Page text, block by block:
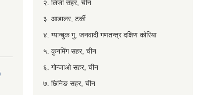
२. लिंजी सहर, चीन
३. आडालर, टर्की
४. ग्यान्बुक गु, जनवादी गणतन्त्र दक्षिण कोरिया
५. कुनमिंग सहर, चीन
६. गोन्जाओ सहर, चीन
७. छिनिङ सहर, चीन